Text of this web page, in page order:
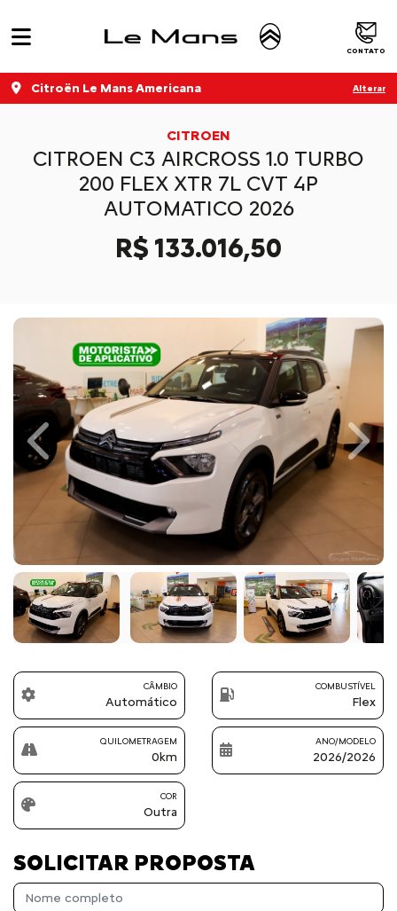
CONTATO
Citroën Le Mans Americana Alterar
CITROEN
CITROEN C3 AIRCROSS 1.0 TURBO
200 FLEX XTR 7L CVT 4P
AUTOMATICO 2026
R$ 133.016,50
Previous Next
CÂMBIO
Automático
COMBUSTÍVEL
Flex
QUILOMETRAGEM
0km
ANO/MODELO
2026/2026
COR
Outra
SOLICITAR PROPOSTA